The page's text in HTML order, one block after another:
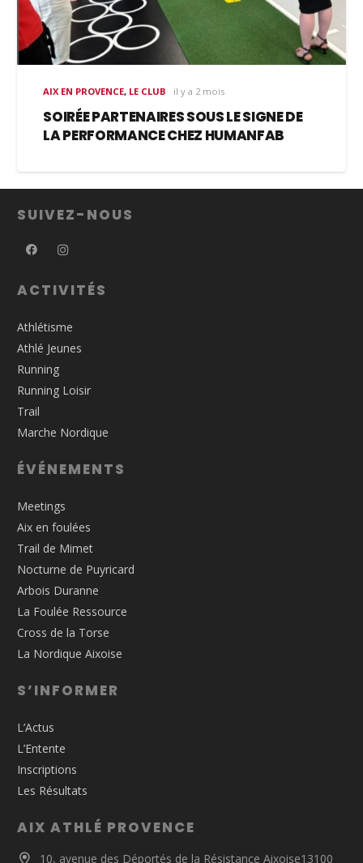
AIX EN PROVENCE, LE CLUB il y a 2 mois
SOIRÉE PARTENAIRES SOUS LE SIGNE DE
LA PERFORMANCE CHEZ HUMANFAB
SUIVEZ-NOUS
ACTIVITÉS
Athlétisme
Athlé Jeunes
Running
Running Loisir
Trail
Marche Nordique
ÉVÉNEMENTS
Meetings
Aix en foulées
Trail de Mimet
Nocturne de Puyricard
Arbois Duranne
La Foulée Ressource
Cross de la Torse
La Nordique Aixoise
S’INFORMER
L’Actus
L’Entente
Inscriptions
Les Résultats
AIX ATHLÉ PROVENCE
10, avenue des Déportés de la Résistance Aixoise13100